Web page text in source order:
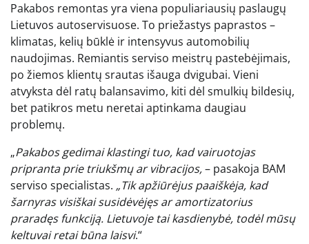
Pakabos remontas yra viena populiariausių paslaugų
Lietuvos autoservisuose. To priežastys paprastos –
klimatas, kelių būklė ir intensyvus automobilių
naudojimas. Remiantis serviso meistrų pastebėjimais,
po žiemos klientų srautas išauga dvigubai. Vieni
atvyksta dėl ratų balansavimo, kiti dėl smulkių bildesių,
bet patikros metu neretai aptinkama daugiau
problemų.
„Pakabos gedimai klastingi tuo, kad vairuotojas
pripranta prie triukšmų ar vibracijos,– pasakoja BAM
serviso specialistas. „Tik apžiūrėjus paaiškėja, kad
šarnyras visiškai susidėvėjęs ar amortizatorius
praradęs funkciją. Lietuvoje tai kasdienybė, todėl mūsų
keltuvai retai būna laisvi.“